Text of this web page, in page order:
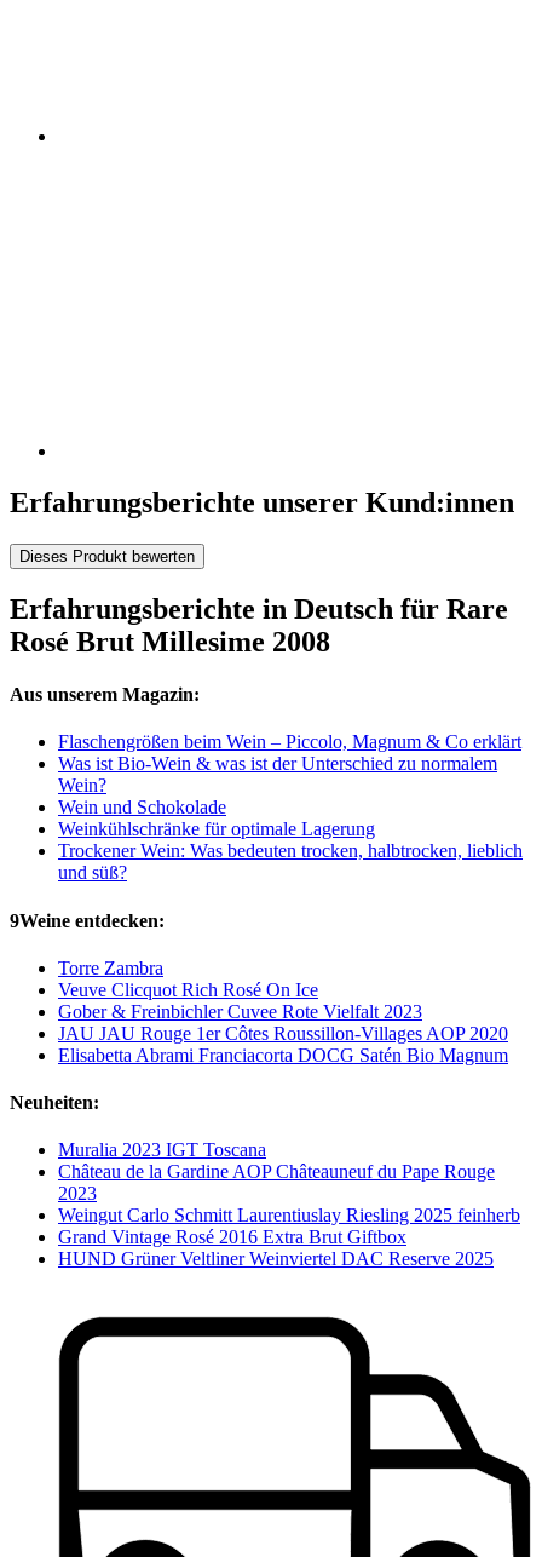
Erfahrungsberichte unserer Kund:innen
Dieses Produkt bewerten
Erfahrungsberichte in Deutsch für Rare
Rosé Brut Millesime 2008
Aus unserem Magazin:
Flaschengrößen beim Wein – Piccolo, Magnum & Co erklärt
Was ist Bio-Wein & was ist der Unterschied zu normalem
Wein?
Wein und Schokolade
Weinkühlschränke für optimale Lagerung
Trockener Wein: Was bedeuten trocken, halbtrocken, lieblich
und süß?
9Weine entdecken:
Torre Zambra
Veuve Clicquot Rich Rosé On Ice
Gober & Freinbichler Cuvee Rote Vielfalt 2023
JAU JAU Rouge 1er Côtes Roussillon-Villages AOP 2020
Elisabetta Abrami Franciacorta DOCG Satén Bio Magnum
Neuheiten:
Muralia 2023 IGT Toscana
Château de la Gardine AOP Châteauneuf du Pape Rouge
2023
Weingut Carlo Schmitt Laurentiuslay Riesling 2025 feinherb
Grand Vintage Rosé 2016 Extra Brut Giftbox
HUND Grüner Veltliner Weinviertel DAC Reserve 2025